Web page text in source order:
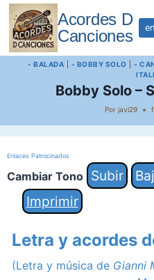
Saltar
contenido
Acordes D
Canciones
- BALADA - BOBBY SOLO |-
Bobby Solo –
Por javi29
Enlaces Patrocinados
Cambiar Tono Subir
Imprimir
Letra y acordes
(Letra y música de Gianni